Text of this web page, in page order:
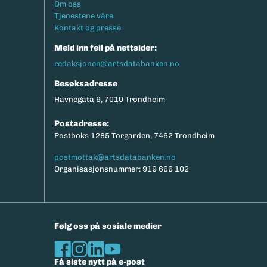
eksport av relevante parametere.
Footermeny
Om oss
Tjenestene våre
Kontakt og presse
Meld inn feil på nettsider:
redaksjonen@artsdatabanken.no
Besøksadresse
Havnegata 9, 7010 Trondheim
Postadresse:
Postboks 1285 Torgarden, 7462 Trondheim
postmottak@artsdatabanken.no
Organisasjonsnummer: 919 666 102
Følg oss på sosiale medier
Få siste nytt på e-post